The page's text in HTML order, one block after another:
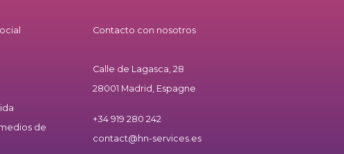
de
Contacto con nosotros
Calle de Lagasca, 28
28001 Madrid, Espagne
+34 919 280 242
contact@hn-services.es